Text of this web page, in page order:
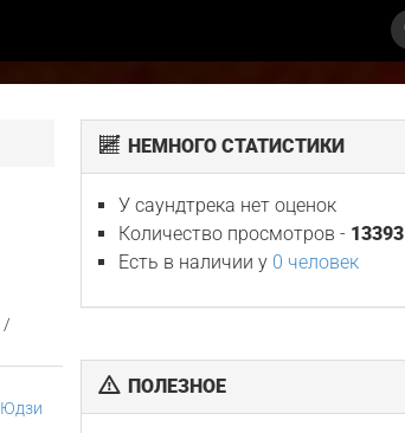
/
Юдзи
НЕМНОГО СТАТИСТИКИ
У саундтрека нет оценок
Количество просмотров - 13393
Есть в наличии у 0 человек
ПОЛЕЗНОЕ